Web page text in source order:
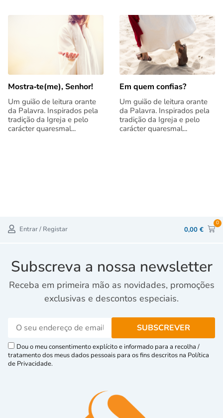
Mostra‑te(me), Senhor!
Um guião de leitura orante
da Palavra. Inspirados pela
tradição da Igreja e pelo
carácter quaresmal...
Em quem confias?
Um guião de leitura orante
da Palavra. Inspirados pela
tradição da Igreja e pelo
carácter quaresmal...
Entrar / Registar 0,00 €
0
Subscreva a nossa newsletter
Receba em primeira mão as novidades, promoções
exclusivas e descontos especiais.
Dou o meu consentimento explícito e informado para a recolha /
tratamento dos meus dados pessoais para os fins descritos na Política
de Privacidade.